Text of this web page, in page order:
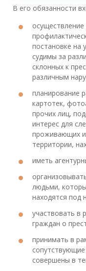
В его обязанности
постановке на
судимы за
склонных к
различным
планирование
картотек,
прочих лиц,
интерес для
проживающих
территории,
иметь
людьми,
находятся под
участвовать в
граждан о
принимать в
совершены в